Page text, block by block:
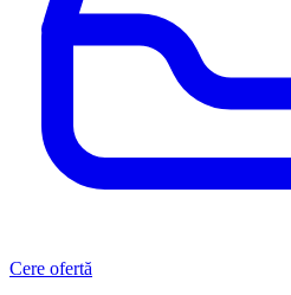
Cere ofertă